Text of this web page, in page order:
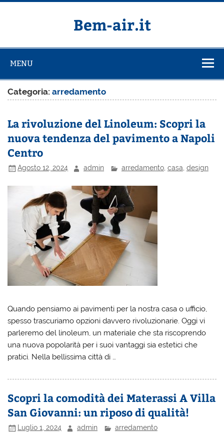
Salta
Bem-air.it
MENU
Categoria:arredamento
La rivoluzione del Linoleum: Scopri la
nuova tendenza del pavimento a Napoli
Centro
Agosto 12, 2024 admin arredamento, casa, design
Quando pensiamo ai pavimenti per la nostra casa o ufficio,
spesso trascuriamo opzioni davvero rivoluzionarie. Oggi vi
parleremo del linoleum, un materiale che sta riscoprendo
una nuova popolarità per i suoi vantaggi sia estetici che
pratici. Nella bellissima città di …
Scopri la comodità dei Materassi A Villa
San Giovanni: un riposo di qualità!
Luglio 1, 2024 admin arredamento